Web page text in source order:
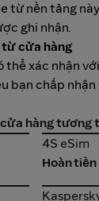
từ nền tảng
ghi nhận.
cửa hàng
thể xác nhận
bạn chấp
hàng tương
4S eSim
4S eSim
Hoàn tiền